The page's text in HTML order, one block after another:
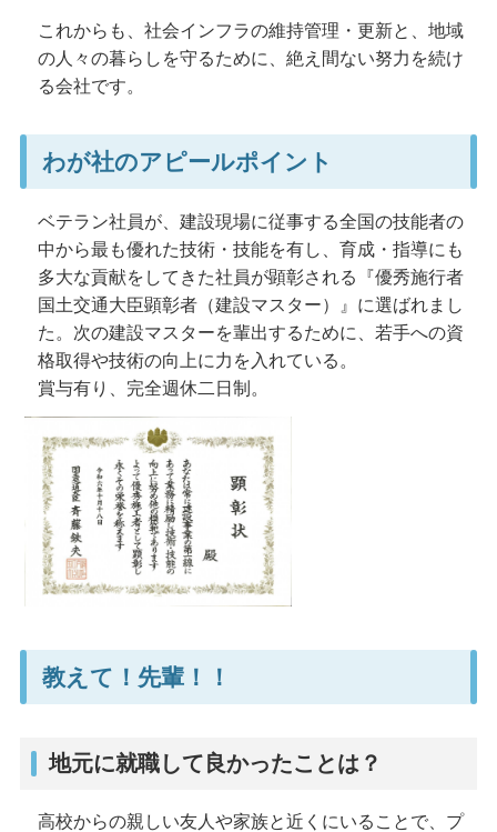
これからも、社会インフラの維持管理・更新と、地域
の人々の暮らしを守るために、絶え間ない努力を続け
る会社です。
わが社のアピールポイント
ベテラン社員が、建設現場に従事する全国の技能者の
中から最も優れた技術・技能を有し、育成・指導にも
多大な貢献をしてきた社員が顕彰される『優秀施行者
国土交通大臣顕彰者（建設マスター）』に選ばれまし
た。次の建設マスターを輩出するために、若手への資
格取得や技術の向上に力を入れている。
賞与有り、完全週休二日制。
教えて！先輩！！
地元に就職して良かったことは？
高校からの親しい友人や家族と近くにいることで、プ